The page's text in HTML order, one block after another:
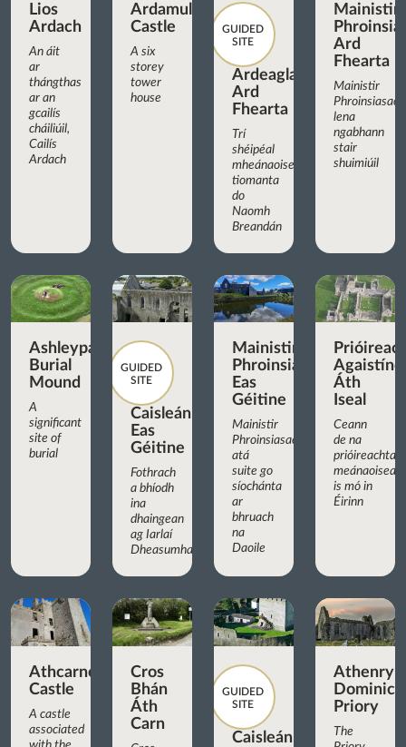
Lios
Ardach
An áit
ar
thángthas
ar an
gcailís
cháiliúil,
Cailís
Ardach
Ardamullivan
Castle
A six
storey
tower
house
GUIDED
SITE
Ardeaglais
Ard
Fhearta
Trí
shéipéal
mheánaoiseacha
tiomanta
do
Naomh
Breandán
Mainistir
Ard
Fhearta
Mainistir
Phroinsiasach
lena
ngabhann
stair
shuimiúil
Ashleypark
Burial
Mound
A
significant
site of
burial
GUIDED
SITE
Caisleán
Eas
Géitine
Fothrach
a bhíodh
ina
dhaingean
ag Iarlaí
Dheasumhan
Mainistir
Phroinsiasach
Eas
Géitine
Mainistir
Phroinsiasach
atá
suite go
síochánta
ar
bhruach
na
Daoile
Áth
Iseal
Ceann
de na
prióireachtaí
is mó in
Éirinn
Athcarne
Castle
A castle
associated
Cros
Bhán
Áth
Carn
GUIDED
SITE
Caisleán
Athenry
Priory
The